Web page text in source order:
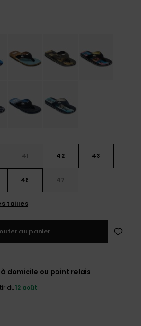
formulaire
contact.
41 42 43
46 47
tailles
au panier
à domicile ou point relais
du12 août